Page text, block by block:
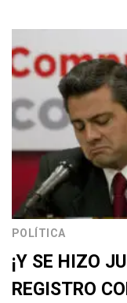
POLÍTICA
¡Y SE HIZO
REGISTRO